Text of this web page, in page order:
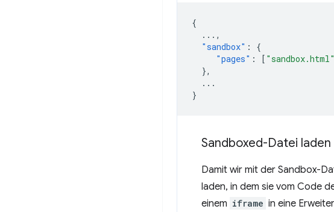
{
... ,
"sandbox" :
{
"pages" : [ "sandbox.html"
},
...
}
Sandboxed-Datei laden
Damit wir mit der Sandbox-
laden, in dem sie vom Code
einem iframe in eine